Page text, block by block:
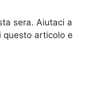
sera. Aiutaci a
questo articolo e